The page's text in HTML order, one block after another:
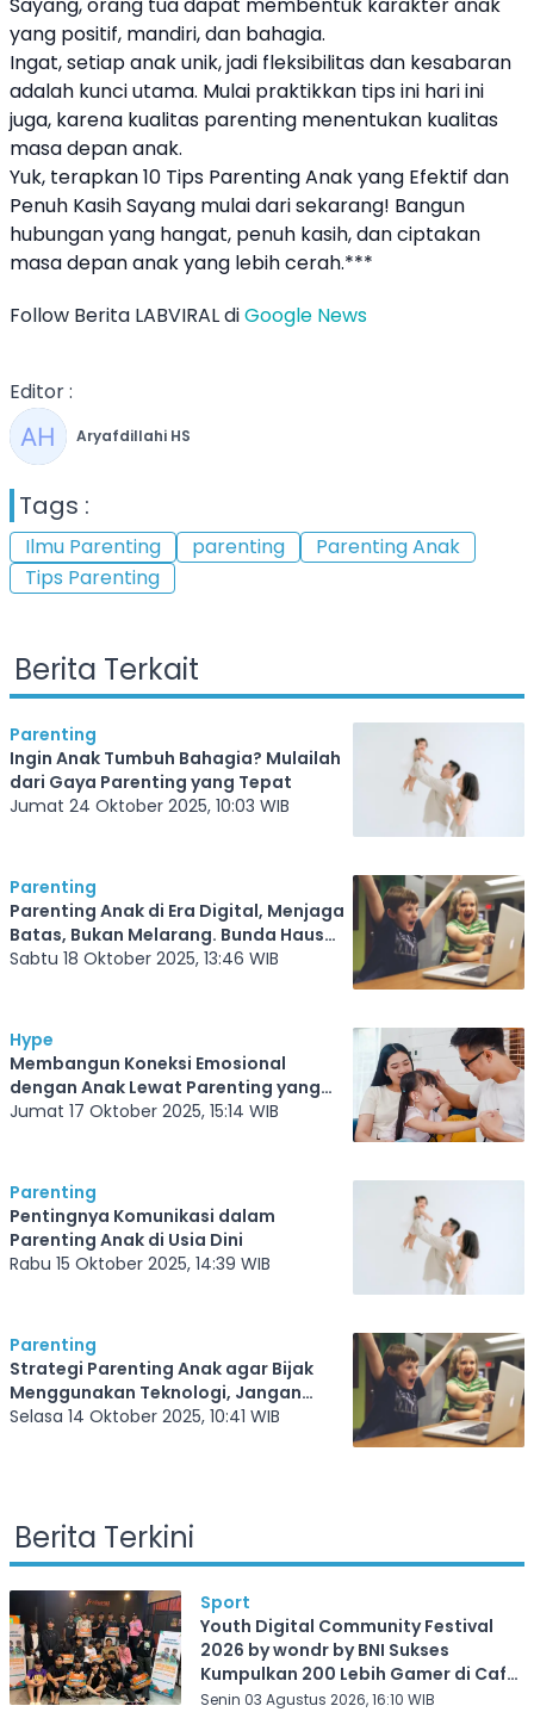
Sayang, orang tua dapat membentuk karakter anak
yang positif, mandiri, dan bahagia.
Ingat, setiap anak unik, jadi fleksibilitas dan kesabaran
adalah kunci utama. Mulai praktikkan tips ini hari ini
juga, karena kualitas parenting menentukan kualitas
masa depan anak.
Yuk, terapkan 10 Tips Parenting Anak yang Efektif dan
Penuh Kasih Sayang mulai dari sekarang! Bangun
hubungan yang hangat, penuh kasih, dan ciptakan
masa depan anak yang lebih cerah.***
Follow Berita LABVIRAL diGoogle News
Editor :
Aryafdillahi HS
Tags :
Ilmu Parenting parenting
Parenting Anak
Tips Parenting
Berita Terkait
Parenting
Ingin Anak Tumbuh Bahagia? Mulailah
dari Gaya Parenting yang Tepat
Jumat 24 Oktober 2025, 10:03 WIB
Parenting
Parenting Anak di Era Digital, Menjaga
Batas, Bukan Melarang. Bunda Haus
Baca
Sabtu 18 Oktober 2025, 13:46 WIB
Hype
Membangun Koneksi Emosional
dengan Anak Lewat Parenting yang
Tepat
Jumat 17 Oktober 2025, 15:14 WIB
Parenting
Pentingnya Komunikasi dalam
Parenting Anak di Usia Dini
Rabu 15 Oktober 2025, 14:39 WIB
Parenting
Strategi Parenting Anak agar Bijak
Menggunakan Teknologi, Jangan
Sampai Salah Kehilangan Aktifitas
Selasa 14 Oktober 2025, 10:41 WIB
Berita Terkini
Sport
Youth Digital Community Festival
2026 by wondr by BNI Sukses
Kumpulkan 200 Lebih Gamer di Cafe
Frekuensi Depok
Senin 03 Agustus 2026, 16:10 WIB